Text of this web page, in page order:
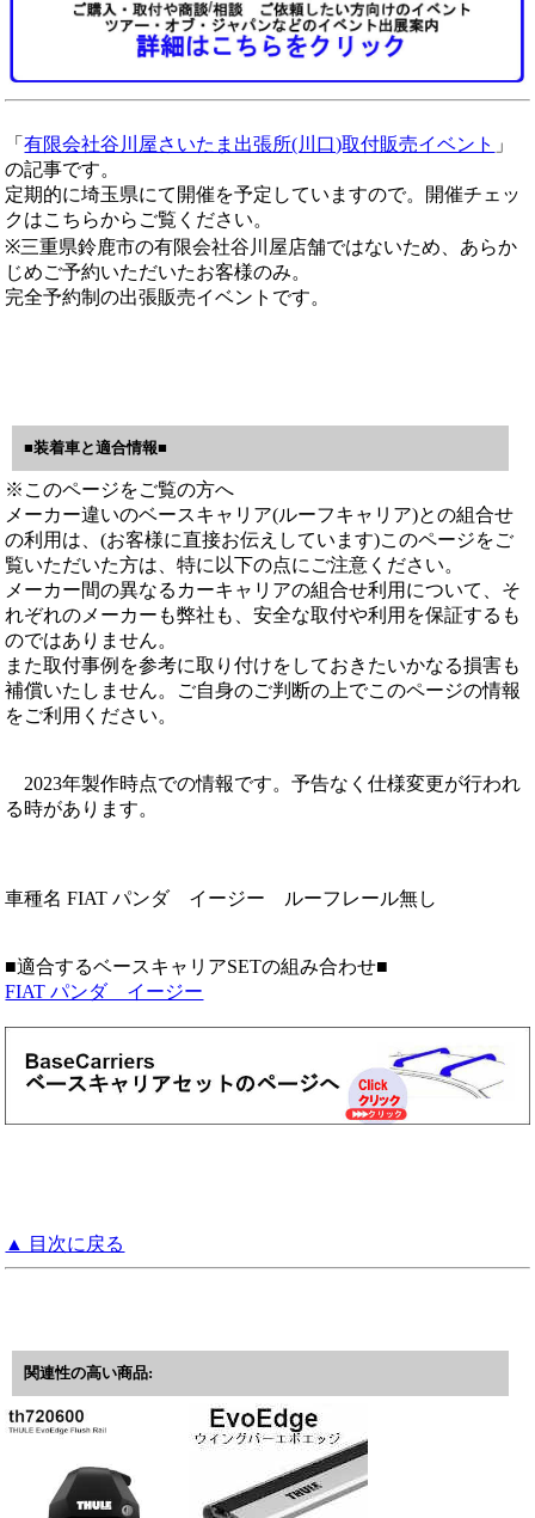
「有限会社谷川屋さいたま出張所(川口)取付販売イベント 」
の記事です。
定期的に埼玉県にて開催を予定していますので。開催チェッ
クはこちらからご覧ください。
※三重県鈴鹿市の有限会社谷川屋店舗ではないため、あらか
じめご予約いただいたお客様のみ。
完全予約制の出張販売イベントです。
■装着車と適合情報■
※このページをご覧の方へ
メーカー違いのベースキャリア(ルーフキャリア)との組合せ
の利用は、(お客様に直接お伝えしています)このページをご
覧いただいた方は、特に以下の点にご注意ください。
メーカー間の異なるカーキャリアの組合せ利用について、そ
れぞれのメーカーも弊社も、安全な取付や利用を保証するも
のではありません。
また取付事例を参考に取り付けをしておきたいかなる損害も
補償いたしません。ご自身のご判断の上でこのページの情報
をご利用ください。
2023年製作時点での情報です。予告なく仕様変更が行われ
る時があります。
車種名 FIAT パンダ イージー ルーフレール無し
■適合するベースキャリアSETの組み合わせ■
FIAT パンダ イージー
▲ 目次に戻る
関連性の高い商品: